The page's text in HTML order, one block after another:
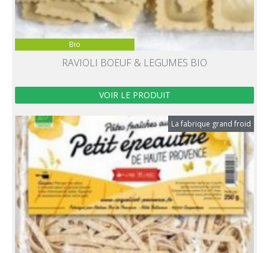
Bio
RAVIOLI BOEUF & LEGUMES BIO
VOIR LE PRODUIT
La fabrique grand froid